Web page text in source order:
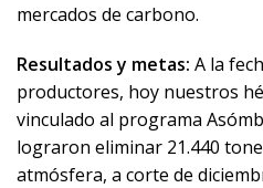
mercados de carbono.
Resultados y metas: A la
productores, hoy nuestros
vinculado al programa
lograron eliminar 21.440
atmósfera, a corte de